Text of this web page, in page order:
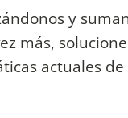
y
más,
actuales